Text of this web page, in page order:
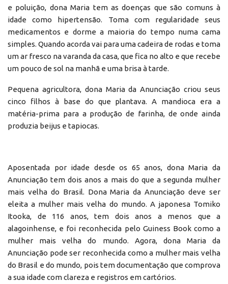
e poluição, dona Maria tem as doenças que são comuns à
idade como hipertensão. Toma com regularidade seus
medicamentos e dorme a maioria do tempo numa cama
simples. Quando acorda vai para uma cadeira de rodas e toma
um ar fresco na varanda da casa, que fica no alto e que recebe
um pouco de sol na manhã e uma brisa à tarde.
Pequena agricultora, dona Maria da Anunciação criou seus
cinco filhos à base do que plantava. A mandioca era a
matéria-prima para a produção de farinha, de onde ainda
produzia beijus e tapiocas.
Aposentada por idade desde os 65 anos, dona Maria da
Anunciação tem dois anos a mais do que a segunda mulher
mais velha do Brasil. Dona Maria da Anunciação deve ser
eleita a mulher mais velha do mundo. A japonesa Tomiko
Itooka, de 116 anos, tem dois anos a menos que a
alagoinhense, e foi reconhecida pelo Guiness Book como a
mulher mais velha do mundo. Agora, dona Maria da
Anunciação pode ser reconhecida como a mulher mais velha
do Brasil e do mundo, pois tem documentação que comprova
a sua idade com clareza e registros em cartórios.